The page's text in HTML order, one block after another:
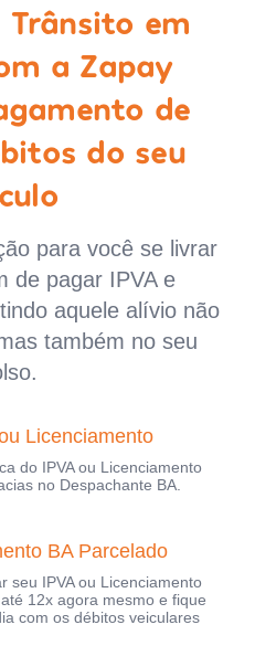
em
a Zapay
de
do seu
para você se livrar
de pagar IPVA e
aquele alívio não
também no seu
Licenciamento
do IPVA ou Licenciamento
no Despachante BA.
BA Parcelado
seu IPVA ou Licenciamento
12x agora mesmo e fique
com os débitos veiculares